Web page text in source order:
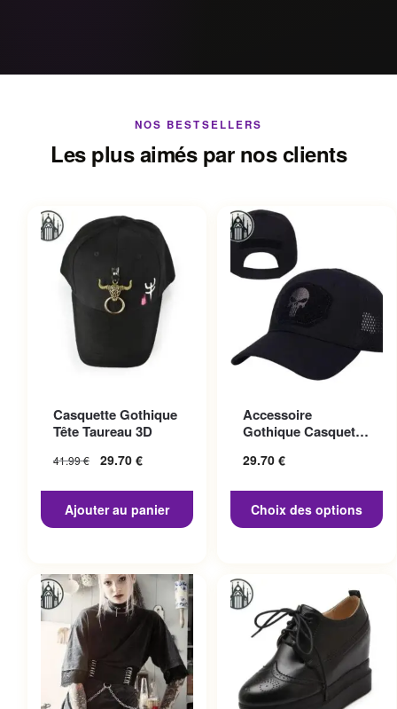
NOS BESTSELLERS
Les plus aimés par nos clients
Casquette Gothique
Tête Taureau 3D
41.99€ 29.70 €
Ajouter au panier
Accessoire
Gothique Casquette
29.70 €
Choix des options
variations. Les options
peuvent être choisies sur la
page du produit